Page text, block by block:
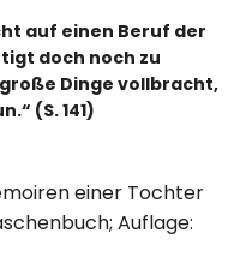
auf einen Beruf der
doch noch zu
Dinge vollbracht,
(S. 141)
einer Tochter
Auflage: